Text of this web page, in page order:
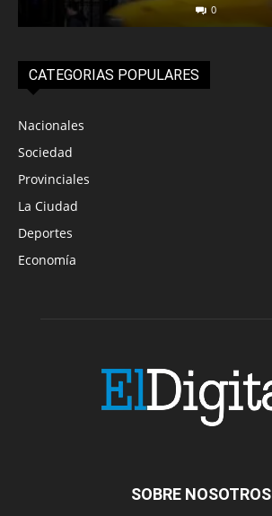
0
CATEGORIAS POPULARES
Nacionales
Sociedad
Provinciales
La Ciudad
Deportes
Economía
SOBRE NOSOTROS